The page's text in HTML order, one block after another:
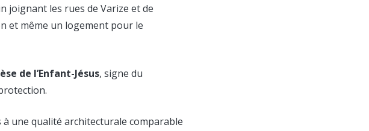
joignant les rues de Varize et de
et même un logement pour le
de l’Enfant-Jésus, signe du
une qualité architecturale comparable